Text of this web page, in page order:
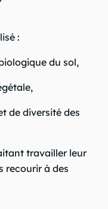
:
du sol,
de diversité des
travailler leur
recourir à des